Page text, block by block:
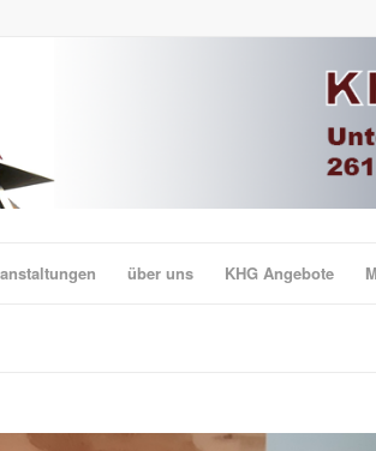
über uns KHG Angebote